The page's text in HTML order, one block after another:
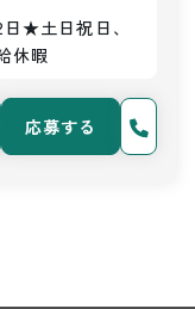
★土日祝日、
休暇
応募する